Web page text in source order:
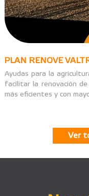
PLAN RENOVE
Ayudas para la
facilitar la renovación
más eficientes y con
Ver